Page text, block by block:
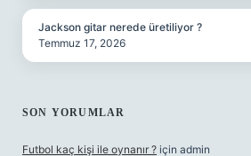
Jackson gitar nerede üretiliyor ?
Temmuz 17, 2026
SON YORUMLAR
Futbol kaç kişi ile oynanır ? için admin